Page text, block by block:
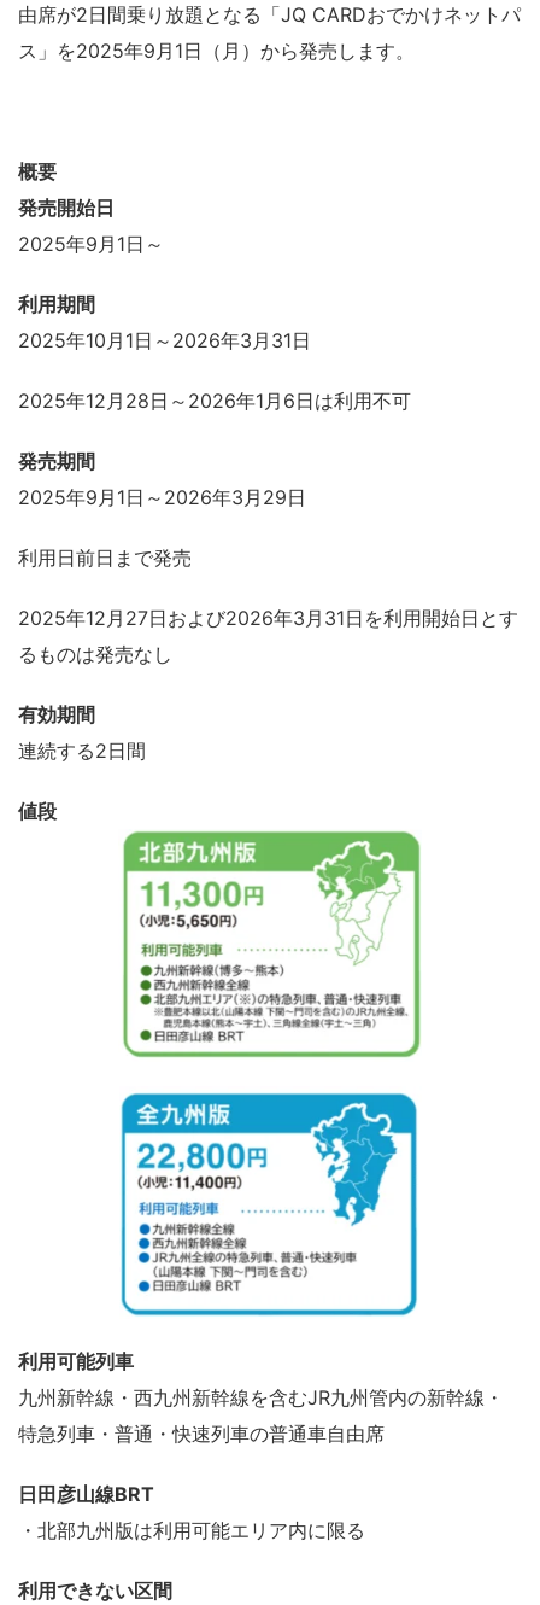
由席が2日間乗り放題となる「JQ CARDおでかけネットパ
ス」を2025年9月1日（月）から発売します。
概要
発売開始日
2025年9月1日～
利用期間
2025年10月1日～2026年3月31日
2025年12月28日～2026年1月6日は利用不可
発売期間
2025年9月1日～2026年3月29日
利用日前日まで発売
2025年12月27日および2026年3月31日を利用開始日とす
るものは発売なし
有効期間
連続する2日間
値段
利用可能列車
九州新幹線・西九州新幹線を含むJR九州管内の新幹線・
特急列車・普通・快速列車の普通車自由席
日田彦山線BRT
・北部九州版は利用可能エリア内に限る
利用できない区間